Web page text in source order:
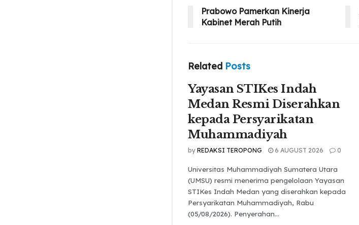
Prabowo Pamerkan Kinerja
Kabinet Merah Putih
Related Posts
Yayasan STIKes Indah
Medan Resmi Diserahkan
kepada Persyarikatan
Muhammadiyah
by REDAKSI TEROPONG 6 AUGUST 2026 0
Universitas Muhammadiyah Sumatera Utara
(UMSU) resmi menerima pengelolaan Yayasan
STIKes Indah Medan yang diserahkan kepada
Persyarikatan Muhammadiyah, Rabu
(05/08/2026). Penyerahan...